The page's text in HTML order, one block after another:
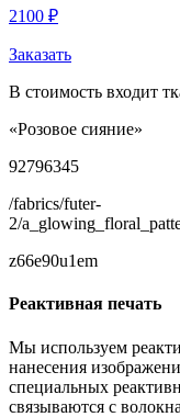
2100 ₽
Заказать
В стоимость входит
«Розовое сияние»
92796345
/fabrics/futer-
2/
z66e90u1em
Реактивная печать
Мы используем
нанесения
специальных
связываются с